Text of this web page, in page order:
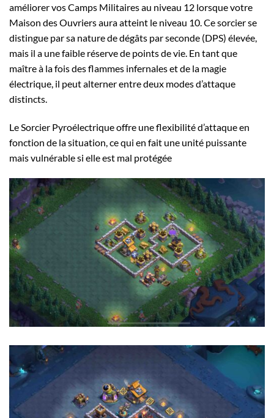
améliorer vos Camps Militaires au niveau 12 lorsque votre
Maison des Ouvriers aura atteint le niveau 10. Ce sorcier se
distingue par sa nature de dégâts par seconde (DPS) élevée,
mais il a une faible réserve de points de vie. En tant que
maître à la fois des flammes infernales et de la magie
électrique, il peut alterner entre deux modes d’attaque
distincts.
Le Sorcier Pyroélectrique offre une flexibilité d’attaque en
fonction de la situation, ce qui en fait une unité puissante
mais vulnérable si elle est mal protégée